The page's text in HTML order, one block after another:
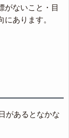
がないこと・目
あります。
があるとなかな